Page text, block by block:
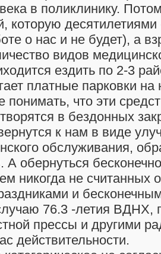
в поликлинику.
которую
о нас и не будет), а
видов
ездить по 2-3
платные парковки
понимать, что эти
в бездонных
к нам в виде
обслуживания,
А обернуться
никогда не считанных
и
76.3 -летия ВДНХ,
прессы и другими
действительности.